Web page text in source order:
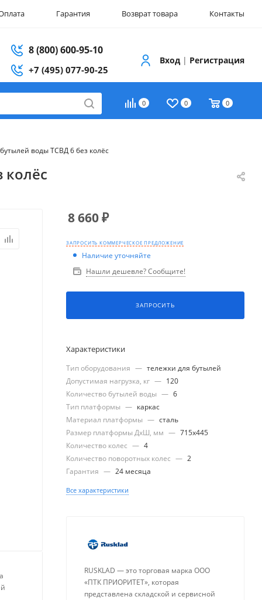
Гарантия Возврат товара Контакты
8 (800) 600-95-10
+7 (495) 077-90-25
Вход | Регистрация
0 0 0
воды ТСВД 6 без колёс
колёс
8 660₽
ЗАПРОСИТЬ КОММЕРЧЕСКОЕ ПРЕДЛОЖЕНИЕ
Наличие уточняйте
Нашли дешевле? Сообщите!
ЗАПРОСИТЬ
Характеристики
Тип оборудования — тележки для бутылей
Допустимая нагрузка, кг — 120
Количество бутылей воды — 6
Тип платформы — каркас
Материал платформы — сталь
Размер платформы ДхШ, мм — 715x445
Количество колес — 4
Количество поворотных колес — 2
Гарантия — 24 месяца
Все характеристики
RUSKLAD — это торговая марка ООО
«ПТК ПРИОРИТЕТ», которая
представлена складской и сервисной